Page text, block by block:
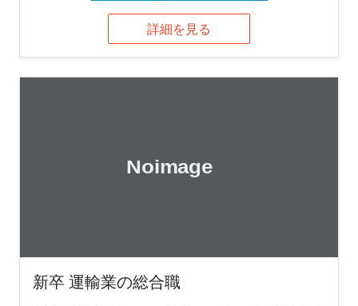
詳細を見る
新卒 運輸業の総合職